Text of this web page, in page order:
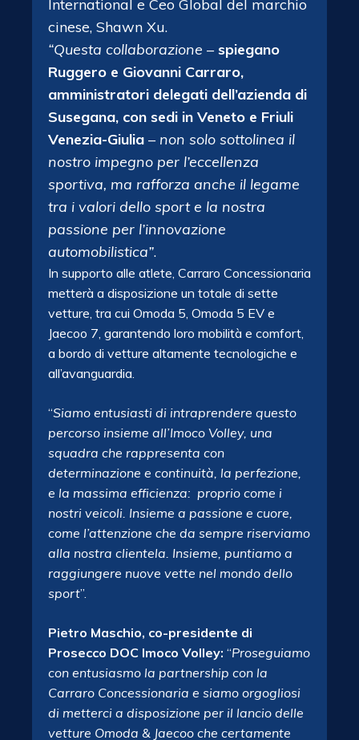
International e Ceo Global del marchio
cinese, Shawn Xu.
“Questa collaborazione – spiegano
Ruggero e Giovanni Carraro,
amministratori delegati dell’azienda di
Susegana, con sedi in Veneto e Friuli
Venezia-Giulia – non solo sottolinea il
nostro impegno per l’eccellenza
sportiva, ma rafforza anche il legame
tra i valori dello sport e la nostra
passione per l’innovazione
automobilistica”.
In supporto alle atlete, Carraro Concessionaria
metterà a disposizione un totale di sette
vetture, tra cui Omoda 5, Omoda 5 EV e
Jaecoo 7, garantendo loro mobilità e comfort,
a bordo di vetture altamente tecnologiche e
all’avanguardia.
“Siamo entusiasti di intraprendere questo
percorso insieme all’Imoco Volley, una
squadra che rappresenta con
determinazione e continuità, la perfezione,
e la massima efficienza: proprio come i
nostri veicoli. Insieme a passione e cuore,
come l’attenzione che da sempre riserviamo
alla nostra clientela. Insieme, puntiamo a
raggiungere nuove vette nel mondo dello
sport”.
Pietro Maschio, co-presidente di
Prosecco DOC Imoco Volley: “Proseguiamo
con entusiasmo la partnership con la
Carraro Concessionaria e siamo orgogliosi
di metterci a disposizione per il lancio delle
vetture Omoda & Jaecoo che certamente